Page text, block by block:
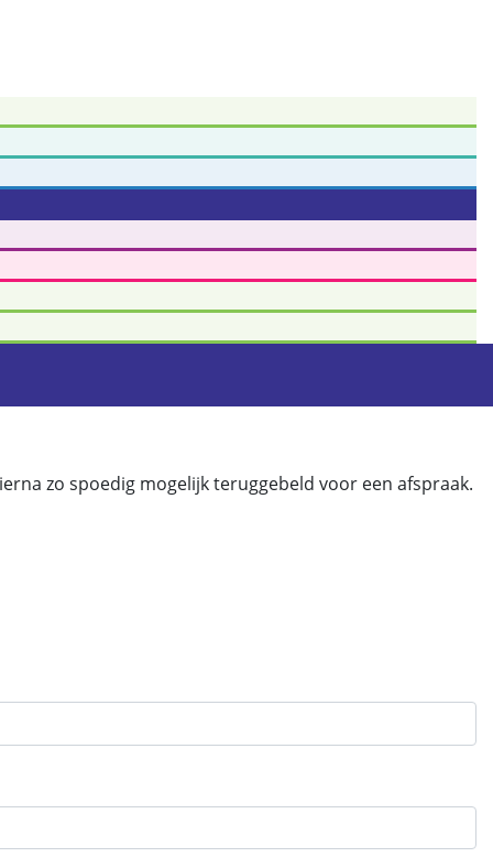
zo spoedig mogelijk teruggebeld voor een afspraak.